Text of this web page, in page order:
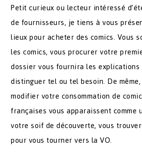
Petit curieux ou lecteur intéressé
de fournisseurs, je tiens à vous
lieux pour acheter des comics. Vous
les comics, vous procurer votre
dossier vous fournira les
distinguer tel ou tel besoin. De
modifier votre consommation de
françaises vous apparaissent comme
votre soif de découverte, vous
pour vous tourner vers la VO.